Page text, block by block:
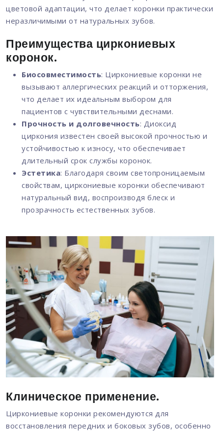
цветовой адаптации, что делает коронки практически
неразличимыми от натуральных зубов.
Преимущества циркониевых
коронок.
Биосовместимость: Циркониевые коронки не
вызывают аллергических реакций и отторжения,
что делает их идеальным выбором для
пациентов с чувствительными деснами.
Прочность и долговечность: Диоксид
циркония известен своей высокой прочностью и
устойчивостью к износу, что обеспечивает
длительный срок службы коронок.
Эстетика: Благодаря своим светопроницаемым
свойствам, циркониевые коронки обеспечивают
натуральный вид, воспроизводя блеск и
прозрачность естественных зубов.
Клиническое применение.
Циркониевые коронки рекомендуются для
восстановления передних и боковых зубов, особенно